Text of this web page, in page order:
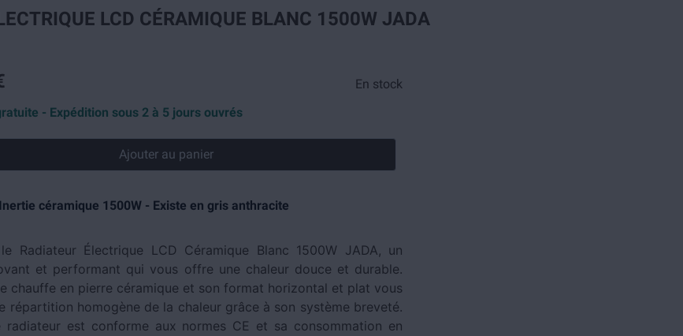
LCD CÉRAMIQUE BLANC 1500W JADA
En stock
- Expédition sous 2 à 5 jours ouvrés
Ajouter au panier
céramique 1500W - Existe en gris anthracite
Radiateur Électrique LCD Céramique Blanc 1500W JADA, un
et performant qui vous offre une chaleur douce et durable.
chauffe en pierre céramique et son format horizontal et plat vous
répartition homogène de la chaleur grâce à son système breveté.
radiateur est conforme aux normes CE et sa consommation en